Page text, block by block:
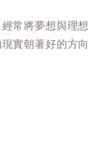
常將夢想與理想
實朝著好的方向